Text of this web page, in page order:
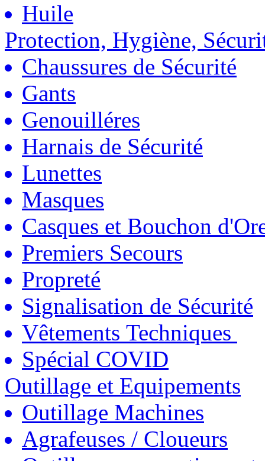
Huile
Protection, Hygiène,
Chaussures de Sécurité
Gants
Genouilléres
Harnais de Sécurité
Lunettes
Masques
Casques et Bouchon
Premiers Secours
Propreté
Signalisation de Sécurité
Vêtements Techniques
Spécial COVID
Outillage et Equipements
Outillage Machines
Agrafeuses / Cloueurs